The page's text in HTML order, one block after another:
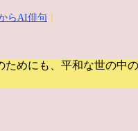
らAI俳句
ためにも、平和な世の中